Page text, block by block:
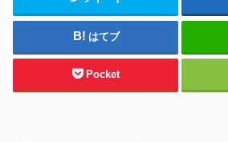
はてブ
Pocket